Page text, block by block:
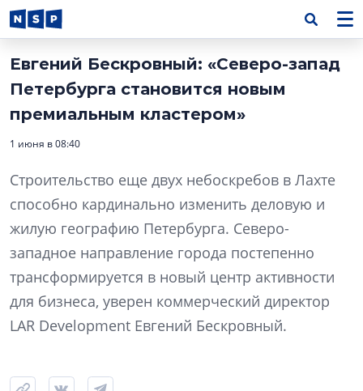
Евгений Бескровный: «Северо-запад
Петербурга становится новым
премиальным кластером»
1 июня в 08:40
Строительство еще двух небоскребов в Лахте
способно кардинально изменить деловую и
жилую географию Петербурга. Северо-
западное направление города постепенно
трансформируется в новый центр активности
для бизнеса, уверен коммерческий директор
LAR Development Евгений Бескровный.